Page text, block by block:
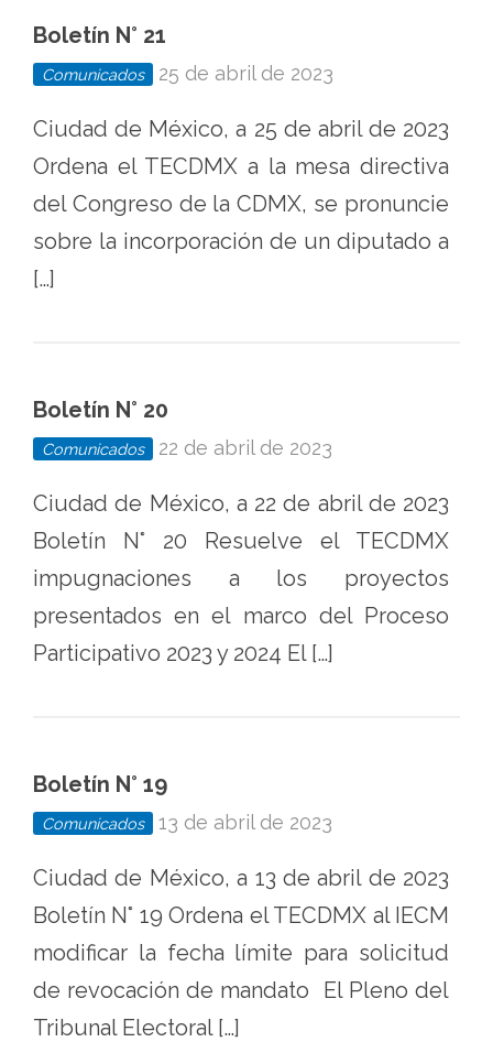
MéxicoBoletín N° 21
Comunicados 25 de abril de 2023
Ciudad de México, a 25 de abril de 2023
Ordena el TECDMX a la mesa directiva
del Congreso de la CDMX, se pronuncie
sobre la incorporación de un diputado a
[…]
Boletín N° 20
Comunicados 22 de abril de 2023
Ciudad de México, a 22 de abril de 2023
Boletín N° 20 Resuelve el TECDMX
impugnaciones a los proyectos
presentados en el marco del Proceso
Participativo 2023 y 2024 El […]
Boletín N° 19
Comunicados 13 de abril de 2023
Ciudad de México, a 13 de abril de 2023
Boletín N° 19 Ordena el TECDMX al IECM
modificar la fecha límite para solicitud
de revocación de mandato El Pleno del
Tribunal Electoral […]